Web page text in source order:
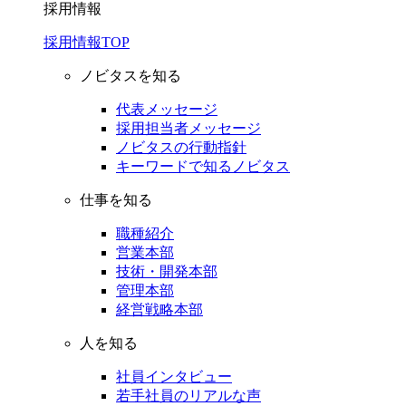
採用情報
採用情報TOP
ノビタスを知る
代表メッセージ
採用担当者メッセージ
ノビタスの行動指針
キーワードで知るノビタス
仕事を知る
職種紹介
営業本部
技術・開発本部
管理本部
経営戦略本部
人を知る
社員インタビュー
若手社員のリアルな声